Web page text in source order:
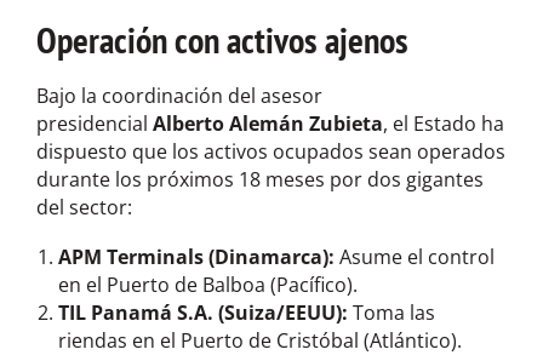
Operación con activos ajenos
Bajo la coordinación del asesor
presidencial Alberto Alemán Zubieta, el Estado ha
dispuesto que los activos ocupados sean operados
durante los próximos 18 meses por dos gigantes
del sector:
APM Terminals (Dinamarca): Asume el control
en el Puerto de Balboa (Pacífico).
TIL Panamá S.A. (Suiza/EEUU): Toma las
riendas en el Puerto de Cristóbal (Atlántico).